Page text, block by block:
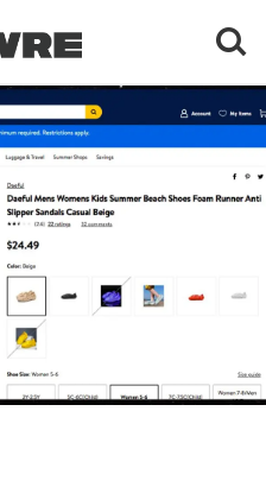
榨
视点
目
尚